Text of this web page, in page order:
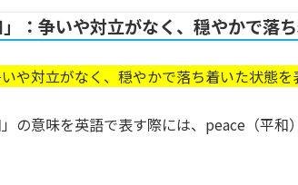
：争いや対立がなく、穏やかで落
や対立がなく、穏やかで落ち着いた状態を
の意味を英語で表す際には、peace（平